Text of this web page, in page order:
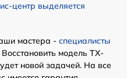
центр выделяется
мастера - специалисты
Восстановить модель TX-
новой задачей. На все